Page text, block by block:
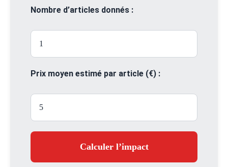
Nombre d’articles donnés :
Prix moyen estimé par article (€) :
Calculer l’impact